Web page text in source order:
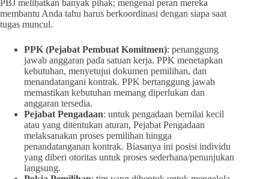
PBJ melibatkan banyak pihak; mengenal peran mereka
membantu Anda tahu harus berkoordinasi dengan siapa saat
tugas muncul.
PPK (Pejabat Pembuat Komitmen): penanggung
jawab anggaran pada satuan kerja. PPK menetapkan
kebutuhan, menyetujui dokumen pemilihan, dan
menandatangani kontrak. PPK bertanggung jawab
memastikan kebutuhan memang diperlukan dan
anggaran tersedia.
Pejabat Pengadaan: untuk pengadaan bernilai kecil
atau yang ditentukan aturan, Pejabat Pengadaan
melaksanakan proses pemilihan hingga
penandatanganan kontrak. Biasanya ini posisi individu
yang diberi otoritas untuk proses sederhana/penunjukan
langsung.